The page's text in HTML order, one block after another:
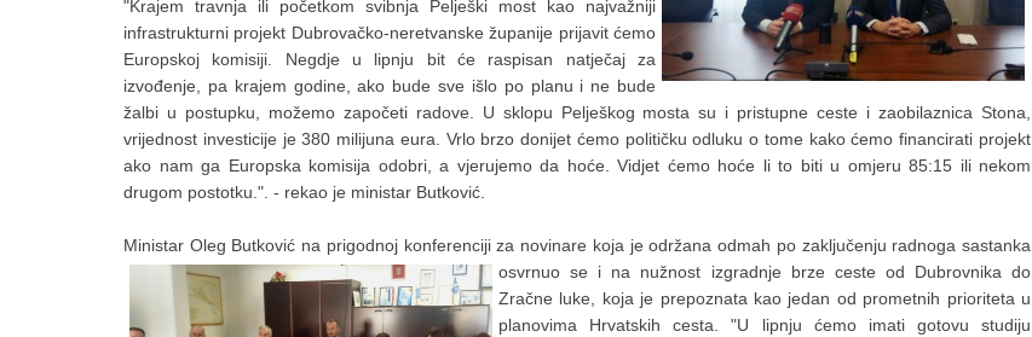
"Krajem travnja ili početkom svibnja Pelješki most kao najvažniji
infrastrukturni projekt Dubrovačko-neretvanske županije prijavit ćemo
Europskoj komisiji. Negdje u lipnju bit će raspisan natječaj za
izvođenje, pa krajem godine, ako bude sve išlo po planu i ne bude
žalbi u postupku, možemo započeti radove. U sklopu Pelješkog mosta su i pristupne ceste i zaobilaznica Stona,
vrijednost investicije je 380 milijuna eura. Vrlo brzo donijet ćemo političku odluku o tome kako ćemo financirati projekt
ako nam ga Europska komisija odobri, a vjerujemo da hoće. Vidjet ćemo hoće li to biti u omjeru 85:15 ili nekom
drugom postotku.". - rekao je ministar Butković.
Ministar Oleg Butković na prigodnoj konferenciji za novinare koja je održana odmah po zaključenju radnoga sastanka
osvrnuo se i na nužnost izgradnje brze ceste od Dubrovnika do
Zračne luke, koja je prepoznata kao jedan od prometnih prioriteta u
planovima Hrvatskih cesta. "U lipnju ćemo imati gotovu studiju